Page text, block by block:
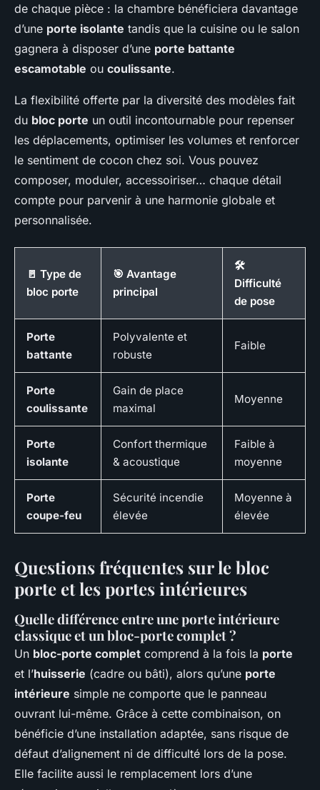
de chaque pièce : la chambre bénéficiera davantage
d’une porte isolante tandis que la cuisine ou le salon
gagnera à disposer d’une porte battante
escamotable ou coulissante.
La flexibilité offerte par la diversité des modèles fait
du bloc porte un outil incontournable pour repenser
les déplacements, optimiser les volumes et renforcer
le sentiment de cocon chez soi. Vous pouvez
composer, moduler, accessoiriser… chaque détail
compte pour parvenir à une harmonie globale et
personnalisée.
🚪 Type de
bloc porte
🎯 Avantage
principal
🛠️
Difficulté
de pose
Porte
battante
Polyvalente et
robuste
Faible
Porte
coulissante
Gain de place
maximal
Moyenne
Porte
isolante
Confort thermique
& acoustique
Faible à
moyenne
Porte
coupe-feu
Sécurité incendie
élevée
Moyenne à
élevée
Questions fréquentes sur le bloc
porte et les portes intérieures
Quelle différence entre une porte intérieure
classique et un bloc-porte complet ?
Un bloc-porte complet comprend à la fois la porte
et l’huisserie (cadre ou bâti), alors qu’une porte
intérieure simple ne comporte que le panneau
ouvrant lui-même. Grâce à cette combinaison, on
bénéficie d’une installation adaptée, sans risque de
défaut d’alignement ni de difficulté lors de la pose.
Elle facilite aussi le remplacement lors d’une